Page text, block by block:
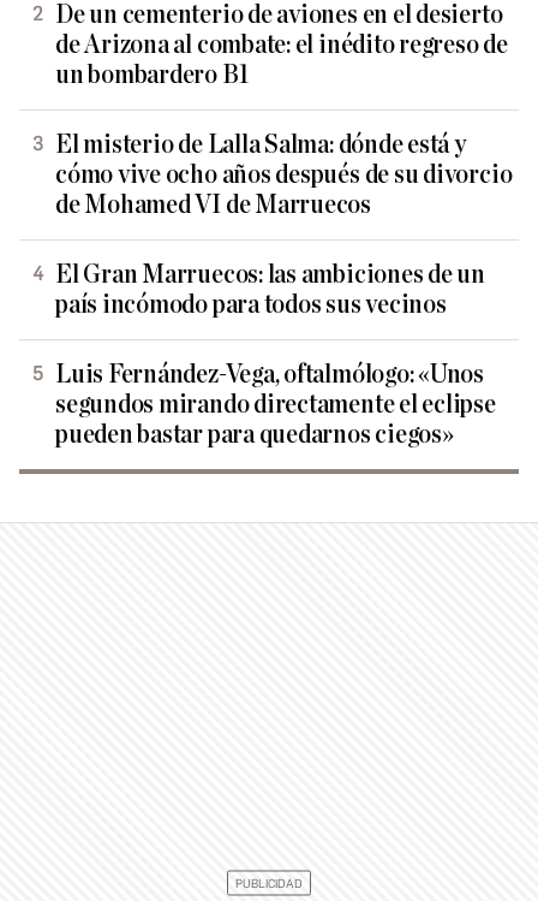
De un cementerio de aviones en el desierto
de Arizona al combate: el inédito regreso de
un bombardero B1
El misterio de Lalla Salma: dónde está y
cómo vive ocho años después de su divorcio
de Mohamed VI de Marruecos
El Gran Marruecos: las ambiciones de un
país incómodo para todos sus vecinos
Luis Fernández-Vega, oftalmólogo: «Unos
segundos mirando directamente el eclipse
pueden bastar para quedarnos ciegos»